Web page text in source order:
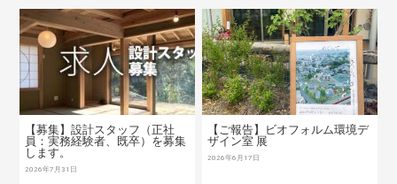
【募集】設計スタッフ（正社
員：実務経験者、既卒）を募集
します。
2026年7月31日
【ご報告】ビオフォルム環境デ
ザイン室 展
2026年6月17日